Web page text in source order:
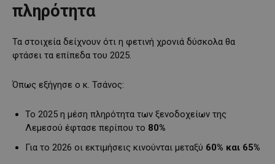
πληρότητα
Τα στοιχεία δείχνουν ότι η φετινή χρονιά δύσκολα θα
φτάσει τα επίπεδα του 2025.
Όπως εξήγησε ο κ. Τσάνος:
Το 2025 η μέση πληρότητα των ξενοδοχείων της
Λεμεσού έφτασε περίπου το 80%
Για το 2026 οι εκτιμήσεις κινούνται μεταξύ 60% και 65%